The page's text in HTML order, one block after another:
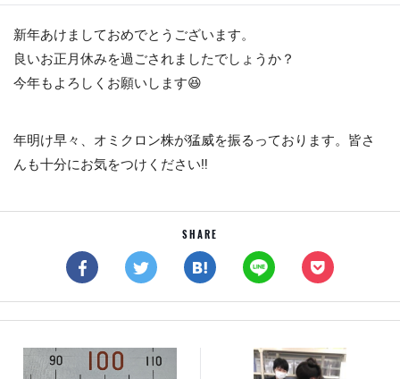
新年あけましておめでとうございます。
良いお正月休みを過ごされましたでしょうか？
今年もよろしくお願いします😆
年明け早々、オミクロン株が猛威を振るっております。皆さ
んも十分にお気をつけください‼
SHARE